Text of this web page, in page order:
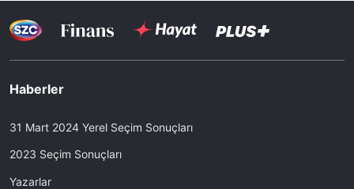
Haberler
31 Mart 2024 Yerel Seçim Sonuçları
2023 Seçim Sonuçları
Yazarlar